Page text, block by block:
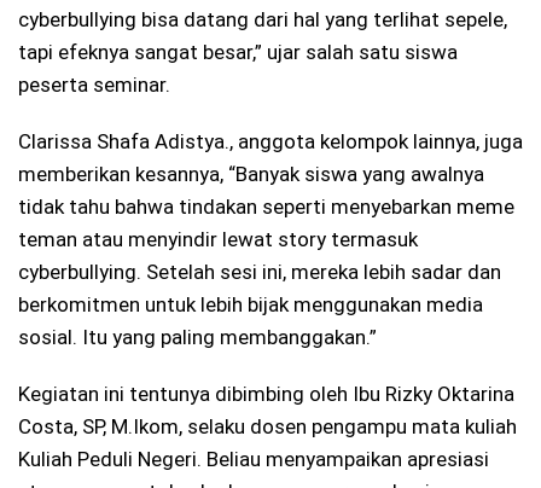
cyberbullying bisa datang dari hal yang terlihat sepele,
tapi efeknya sangat besar,” ujar salah satu siswa
peserta seminar.
Clarissa Shafa Adistya., anggota kelompok lainnya, juga
memberikan kesannya, “Banyak siswa yang awalnya
tidak tahu bahwa tindakan seperti menyebarkan meme
teman atau menyindir lewat story termasuk
cyberbullying. Setelah sesi ini, mereka lebih sadar dan
berkomitmen untuk lebih bijak menggunakan media
sosial. Itu yang paling membanggakan.”
Kegiatan ini tentunya dibimbing oleh Ibu Rizky Oktarina
Costa, SP, M.Ikom, selaku dosen pengampu mata kuliah
Kuliah Peduli Negeri. Beliau menyampaikan apresiasi